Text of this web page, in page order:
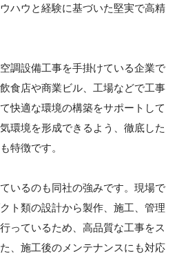
ハウと経験に基づいた堅実で高精
調設備工事を手掛けている企業で
食店や商業ビル、工場などで工事
快適な環境の構築をサポートして
環境を形成できるよう、徹底した
特徴です。
いるのも同社の強みです。現場で
ト類の設計から製作、施工、管理
っているため、高品質な工事をス
、施工後のメンテナンスにも対応